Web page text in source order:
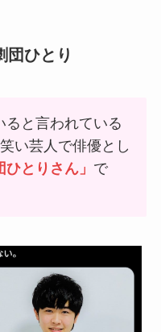
ひとり
ると言われている
い芸人で俳優とし
ひとりさん」 で